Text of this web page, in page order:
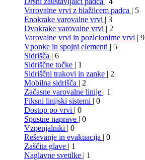
Varovalne vrvi z blažilcem padca | 5
Enokrake varovalne vrvi | 3
Dvokrake varovalne vrvi | 2
Varovalne vrvi in pozicionirne vrvi | 9
Vponke in spojni elementi | 5
Sidrišča | 6
Sidriščne točke | 1
Sidriščni trakovi in zanke | 2
Mobilna sidrišča | 2
Začasne varovalne linije | 1
Fiksni linijski sistemi | 0
Dostop po vrvi | 0
Spustne naprave | 0
Vzpenjalniki | 0
Reševanje in evakuacija | 0
Zaščita glave | 1
Naglavne svetilke | 1